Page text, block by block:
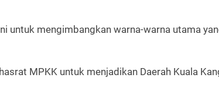
untuk mengimbangkan warna-warna utama
MPKK untuk menjadikan Daerah Kuala